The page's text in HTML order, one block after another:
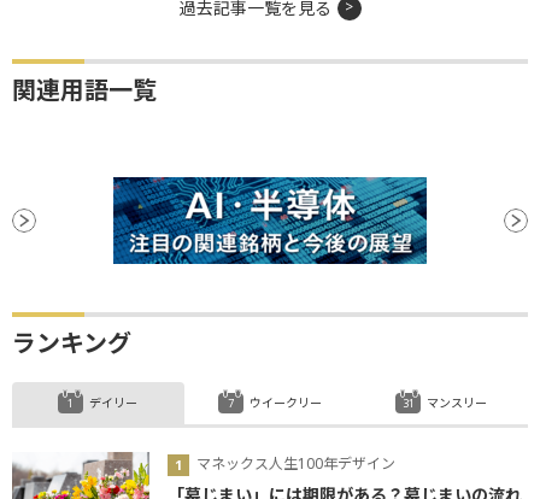
過去記事一覧を見る
関連用語一覧
ランキング
デイリー
マネックス人生100年デザイン
ウイークリー マンスリー